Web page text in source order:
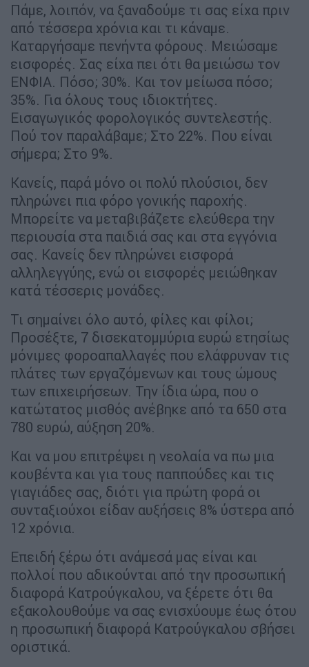
Πάμε, λοιπόν, να ξαναδούμε τι σας είχα πριν
από τέσσερα χρόνια και τι κάναμε.
Καταργήσαμε πενήντα φόρους. Μειώσαμε
εισφορές. Σας είχα πει ότι θα μειώσω τον
ΕΝΦΙΑ. Πόσο; 30%. Και τον μείωσα πόσο;
35%. Για όλους τους ιδιοκτήτες.
Εισαγωγικός φορολογικός συντελεστής.
Πού τον παραλάβαμε; Στο 22%. Που είναι
σήμερα; Στο 9%.
Κανείς, παρά μόνο οι πολύ πλούσιοι, δεν
πληρώνει πια φόρο γονικής παροχής.
Μπορείτε να μεταβιβάζετε ελεύθερα την
περιουσία στα παιδιά σας και στα εγγόνια
σας. Κανείς δεν πληρώνει εισφορά
αλληλεγγύης, ενώ οι εισφορές μειώθηκαν
κατά τέσσερις μονάδες.
Τι σημαίνει όλο αυτό, φίλες και φίλοι;
Προσέξτε, 7 δισεκατομμύρια ευρώ ετησίως
μόνιμες φοροαπαλλαγές που ελάφρυναν τις
πλάτες των εργαζόμενων και τους ώμους
των επιχειρήσεων. Την ίδια ώρα, που ο
κατώτατος μισθός ανέβηκε από τα 650 στα
780 ευρώ, αύξηση 20%.
Και να μου επιτρέψει η νεολαία να πω μια
κουβέντα και για τους παππούδες και τις
γιαγιάδες σας, διότι για πρώτη φορά οι
συνταξιούχοι είδαν αυξήσεις 8% ύστερα από
12 χρόνια.
Επειδή ξέρω ότι ανάμεσά μας είναι και
πολλοί που αδικούνται από την προσωπική
διαφορά Κατρούγκαλου, να ξέρετε ότι θα
εξακολουθούμε να σας ενισχύουμε έως ότου
η προσωπική διαφορά Κατρούγκαλου σβήσει
οριστικά.